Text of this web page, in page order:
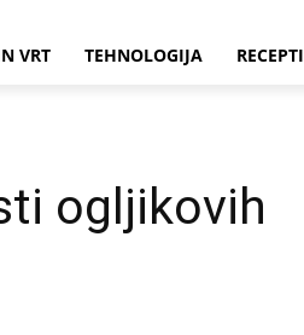
VRT TEHNOLOGIJA RECEPTI
ogljikovih